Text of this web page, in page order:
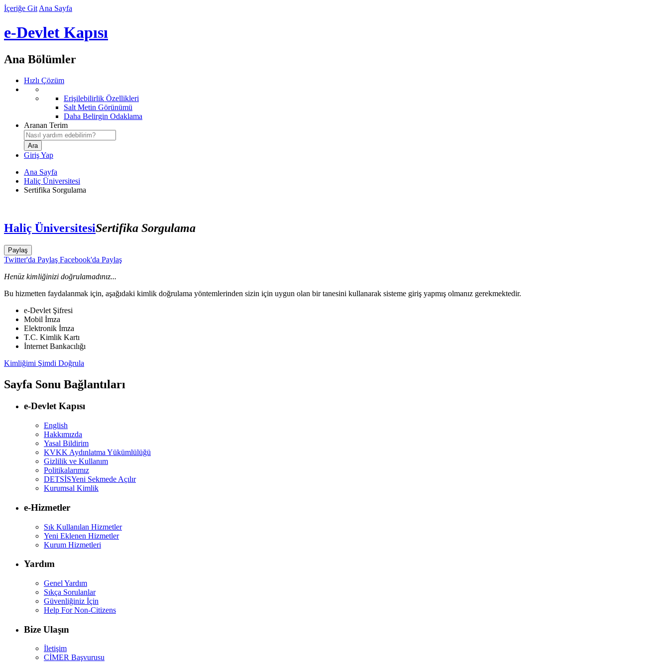
İçeriğe Git Ana Sayfa
e-Devlet Kapısı
Ana Bölümler
Hızlı Çözüm
Erişilebilirlik Özellikleri
Salt Metin Görünümü
Daha Belirgin Odaklama
Aranan Terim
Giriş Yap
Ana Sayfa
Haliç Üniversitesi
Sertifika Sorgulama
Haliç ÜniversitesiSertifika Sorgulama
Paylaş
Twitter'da Paylaş Facebook'da Paylaş
Henüz kimliğinizi doğrulamadınız...
Bu hizmetten faydalanmak için, aşağıdaki kimlik doğrulama yöntemlerinden sizin için uygun olan bir tanesini kullanarak sisteme giriş yapmış olmanız gerekmektedir.
e-Devlet Şifresi
Mobil İmza
Elektronik İmza
T.C. Kimlik Kartı
İnternet Bankacılığı
Kimliğimi Şimdi Doğrula
Sayfa Sonu Bağlantıları
e-Devlet Kapısı
English
Hakkımızda
Yasal Bildirim
KVKK Aydınlatma Yükümlülüğü
Gizlilik ve Kullanım
Politikalarımız
DETSİSYeni Sekmede Açılır
Kurumsal Kimlik
e-Hizmetler
Sık Kullanılan Hizmetler
Yeni Eklenen Hizmetler
Kurum Hizmetleri
Yardım
Genel Yardım
Sıkça Sorulanlar
Güvenliğiniz İçin
Help For Non-Citizens
Bize Ulaşın
İletişim
CİMER Başvurusu